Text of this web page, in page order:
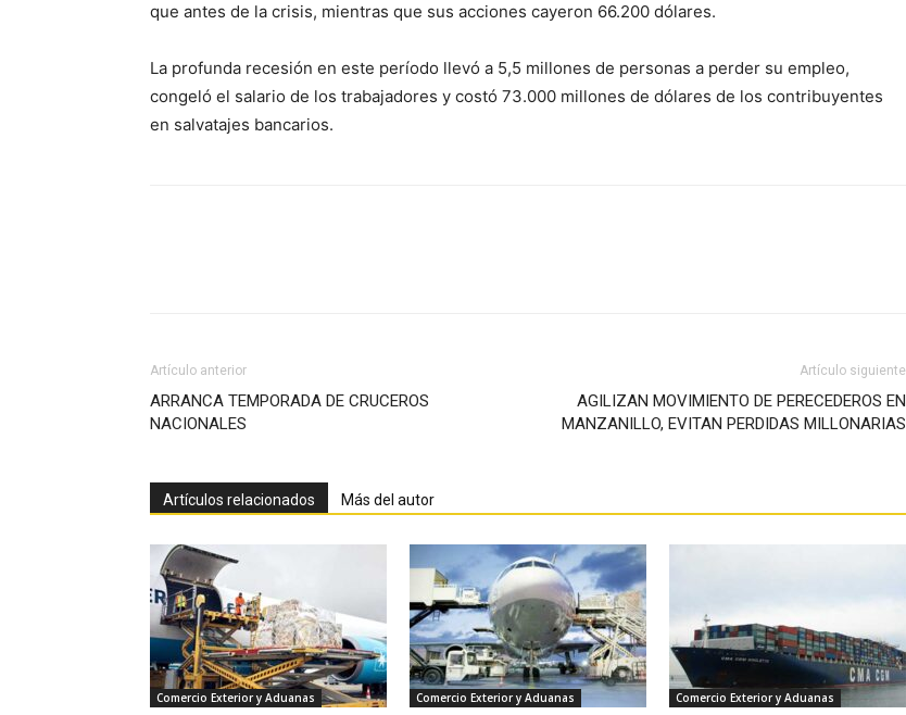
que antes de la crisis, mientras que sus acciones cayeron 66.200 dólares.
La profunda recesión en este período llevó a 5,5 millones de personas a perder su empleo,
congeló el salario de los trabajadores y costó 73.000 millones de dólares de los contribuyentes
en salvatajes bancarios.
Artículo anterior
ARRANCA TEMPORADA DE CRUCEROS
NACIONALES
Artículo siguiente
AGILIZAN MOVIMIENTO DE PERECEDEROS EN
MANZANILLO, EVITAN PERDIDAS MILLONARIAS
Artículos relacionados Más del autor
Comercio Exterior y Aduanas Comercio Exterior y Aduanas Comercio Exterior y Aduanas